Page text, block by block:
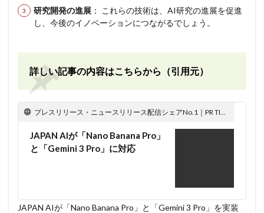
研究開発の進展 ： これらの技術は、AI研究の進展を促進
し、今後のイノベーションにつながるでしょう。
詳しい記事の内容はこちらから（引用元）
プレスリリース・ニュースリリース配信シェアNo.1｜PR TIMES
JAPAN AIが「Nano Banana Pro」
と「Gemini 3 Pro」に対応
JAPAN AIが「Nano Banana Pro」と「Gemini 3 Pro」を実装